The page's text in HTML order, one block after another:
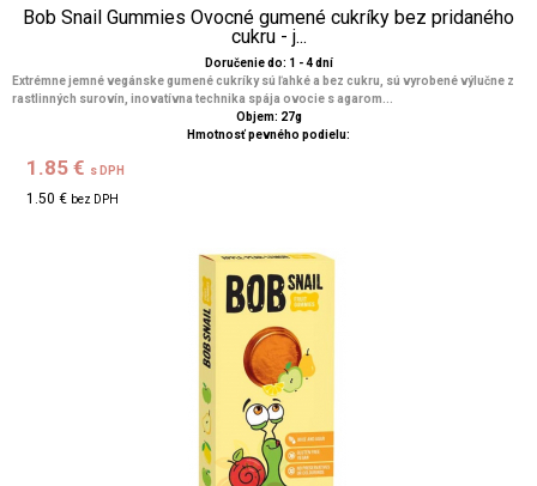
Bob Snail Gummies Ovocné gumené cukríky bez pridaného
cukru - j...
Doručenie do: 1 - 4 dní
Extrémne jemné vegánske gumené cukríky sú ľahké a bez cukru, sú vyrobené výlučne z
rastlinných surovín, inovatívna technika spája ovocie s agarom...
Objem: 27g
Hmotnosť pevného podielu:
1.85 € s DPH
1.50 € bez DPH